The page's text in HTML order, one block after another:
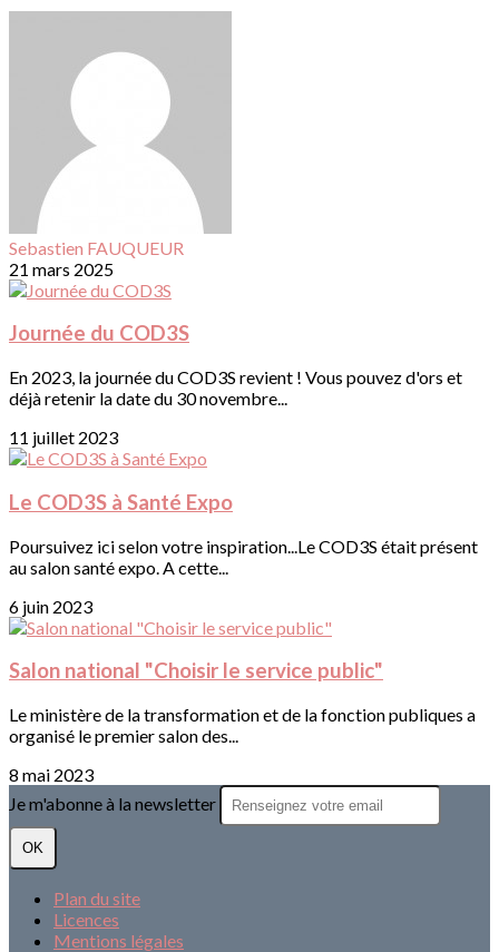
Sebastien FAUQUEUR
21 mars 2025
Journée du COD3S
En 2023, la journée du COD3S revient ! Vous pouvez d'ors et
déjà retenir la date du 30 novembre...
11 juillet 2023
Le COD3S à Santé Expo
Poursuivez ici selon votre inspiration...Le COD3S était présent
au salon santé expo. A cette...
6 juin 2023
Salon national "Choisir le service public"
Le ministère de la transformation et de la fonction publiques a
organisé le premier salon des...
8 mai 2023
Je m'abonne à la newsletter
OK
Plan du site
Licences
Mentions légales